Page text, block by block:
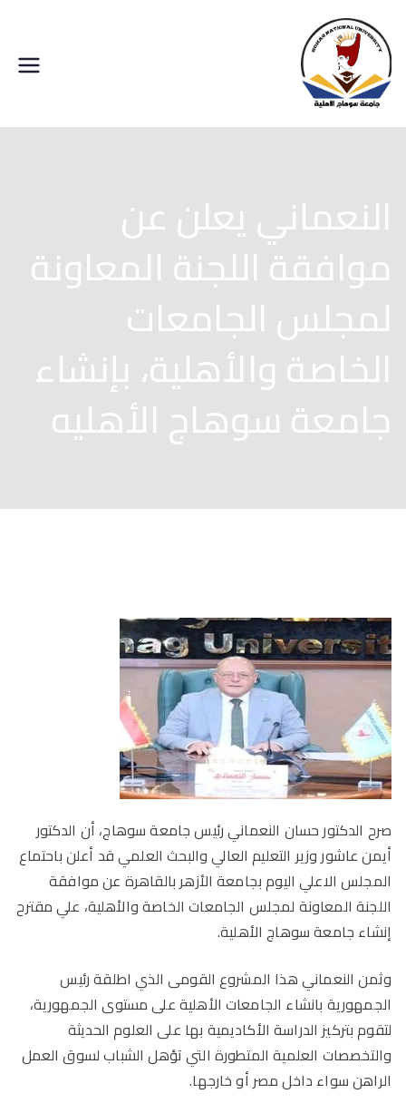
إلى
المحتوى
النعماني يعلن عن
موافقة اللجنة المعاونة
لمجلس الجامعات
الخاصة والأهلية، بإنشاء
جامعة سوهاج الأهليه
صرح الدكتور حسان النعماني رئيس جامعة سوهاج، أن الدكتور
أيمن عاشور وزير التعليم العالي والبحث العلمي قد أعلن باحتماع
المجلس الاعلي اليوم بجامعة الأزهر بالقاهرة عن موافقة
اللجنة المعاونة لمجلس الجامعات الخاصة والأهلية، علي مقترح
إنشاء جامعة سوهاج الأهلية.
وثمن النعماني هذا المشروع القومى الذي اطلقة رئيس
الجمهورية بانشاء الجامعات الأهلية على مستوى الجمهورية،
لتقوم بتركيز الدراسة الأكاديمية بها على العلوم الحديثة
والتخصصات العلمية المتطورة التي تؤهل الشباب لسوق العمل
الراهن سواء داخل مصر أو خارجها.